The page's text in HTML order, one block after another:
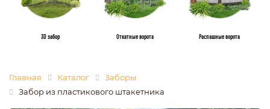
3D забор Откатные ворота Распашные ворота
Главная Каталог
Заборы
Забор из пластикового штакетника